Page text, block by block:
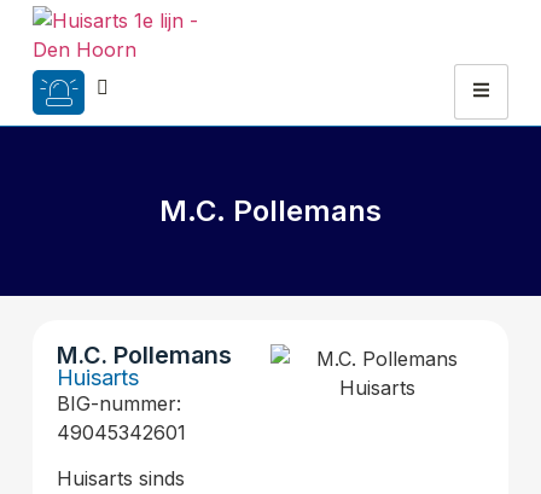
M.C. Pollemans
M.C. Pollemans
Huisarts
BIG-nummer:
49045342601
Huisarts sinds